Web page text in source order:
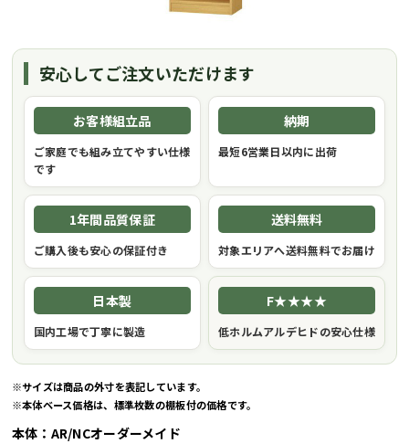
安心してご注文いただけます
お客様組立品
ご家庭でも組み立てやすい仕様
です
納期
最短6営業日以内に出荷
1年間品質保証
ご購入後も安心の保証付き
送料無料
対象エリアへ送料無料でお届け
日本製
国内工場で丁寧に製造
F★★★★
低ホルムアルデヒドの安心仕様
※サイズは商品の外寸を表記しています。
※本体ベース価格は、標準枚数の棚板付の価格です。
本体：AR/NCオーダーメイド